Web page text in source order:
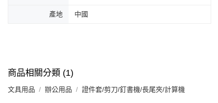
產地 中國
商品相關分類 (1)
文具用品 辦公用品 證件套/剪刀/釘書機/長尾夾/計算機